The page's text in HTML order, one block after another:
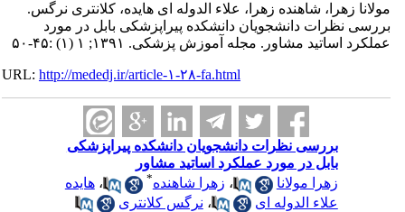
مولانا زهرا، شاهنده زهرا، علاء الدوله ای هایده، کلانتری نرگس.
بررسی نظرات دانشجویان دانشکده پیراپزشکی بابل در مورد
عملکرد اساتید مشاور. مجله آموزش پزشکی. ۱۳۹۱; ۱ (۱) :۴۵-۵۰
URL:http://mededj.ir/article-۱-۲۸-fa.html
بررسی نظرات دانشجویان دانشکده پیراپزشکی
بابل در مورد عملکرد اساتید مشاور
زهرا مولانا
،زهرا شاهنده* ،هایده
علاء الدوله ای
،نرگس کلانتری